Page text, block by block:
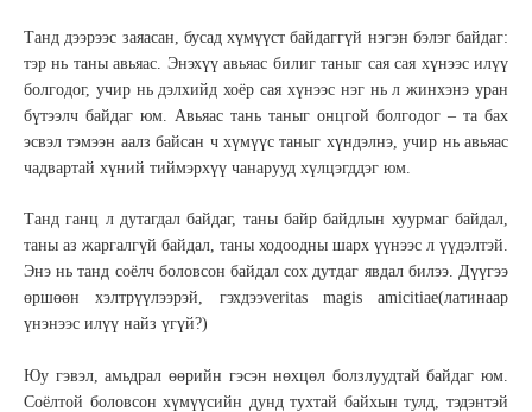
Танд дээрээс заяасан, бусад хүмүүст байдаггүй нэгэн бэлэг байдаг:
тэр нь таны авьяас. Энэхүү авьяас билиг таныг сая сая хүнээс илүү
болгодог, учир нь дэлхийд хоёр сая хүнээс нэг нь л жинхэнэ уран
бүтээлч байдаг юм. Авьяас тань таныг онцгой болгодог – та бах
эсвэл тэмээн аалз байсан ч хүмүүс таныг хүндэлнэ, учир нь авьяас
чадвартай хүний тиймэрхүү чанарууд хүлцэгддэг юм.
Танд ганц л дутагдал байдаг, таны байр байдлын хуурмаг байдал,
таны аз жаргалгүй байдал, таны ходоодны шарх үүнээс л үүдэлтэй.
Энэ нь танд соёлч боловсон байдал сох дутдаг явдал билээ. Дүүгээ
өршөөн хэлтрүүлээрэй, гэхдээveritas magis amicitiae(латинаар
үнэнээс илүү найз үгүй?)
Юу гэвэл, амьдрал өөрийн гэсэн нөхцөл болзлуудтай байдаг юм.
Соёлтой боловсон хүмүүсийн дунд тухтай байхын тулд, тэдэнтэй